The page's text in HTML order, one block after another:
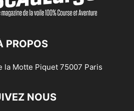
PROPOS
la Motte Piquet 75007 Paris
NOUS